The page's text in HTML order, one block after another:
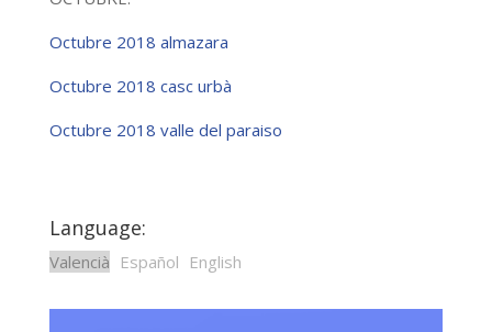
Octubre 2018 almazara
Octubre 2018 casc urbà
Octubre 2018 valle del paraiso
Language:
Valencià Español English